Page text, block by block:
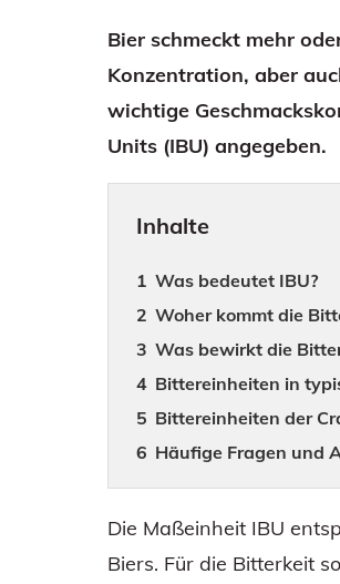
Bier schmeckt mehr
Konzentration, aber
wichtige
Units (IBU) angegeben.
Inhalte
Was bedeutet IBU?
Woher kommt die
Was bewirkt die
Bittereinheiten in
Bittereinheiten der
Häufige Fragen und
Die Maßeinheit IBU
Biers. Für die Bitterkeit